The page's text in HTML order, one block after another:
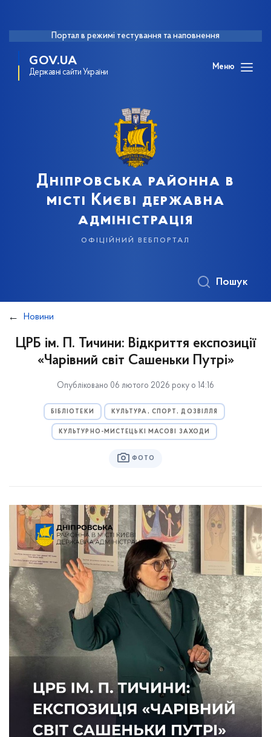
Портал в режимі тестування та наповнення
GOV.UA
Державні сайти України
Меню
Дніпровська районна в
місті Києві державна
адміністрація
офіційний вебпортал
Пошук
Новини
ЦРБ ім. П. Тичини: Відкриття експозиції
«Чарівний світ Сашеньки Путрі»
Опубліковано 06 лютого 2026 року о 14:16
БІБЛІОТЕКИ КУЛЬТУРА, СПОРТ, ДОЗВІЛЛЯ
КУЛЬТУРНО-МИСТЕЦЬКІ МАСОВІ ЗАХОДИ
ФОТО